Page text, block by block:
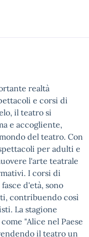
realtà
e corsi di
il teatro si
e accogliente,
del teatro. Con
per adulti e
l'arte teatrale
I corsi di
d'età, sono
contribuendo così
La stagione
"Alice nel Paese
il teatro un